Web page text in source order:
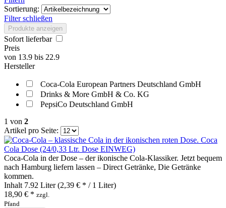
Sortierung:
Filter schließen
Produkte anzeigen
Sofort lieferbar
Preis
von 13.9 bis 22.9
Hersteller
Coca-Cola European Partners Deutschland GmbH
Drinks & More GmbH & Co. KG
PepsiCo Deutschland GmbH
1 von 2
Artikel pro Seite:
Coca
Cola Dose (24/0,33 Ltr. Dose EINWEG)
Coca‑Cola in der Dose – der ikonische Cola‑Klassiker. Jetzt bequem
nach Hamburg liefern lassen – Direct Getränke, Die Getränke
kommen.
Inhalt 7.92 Liter(2,39 € * / 1 Liter)
18,90 € * zzgl.
Pfand